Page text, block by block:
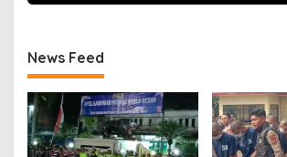
News Feed